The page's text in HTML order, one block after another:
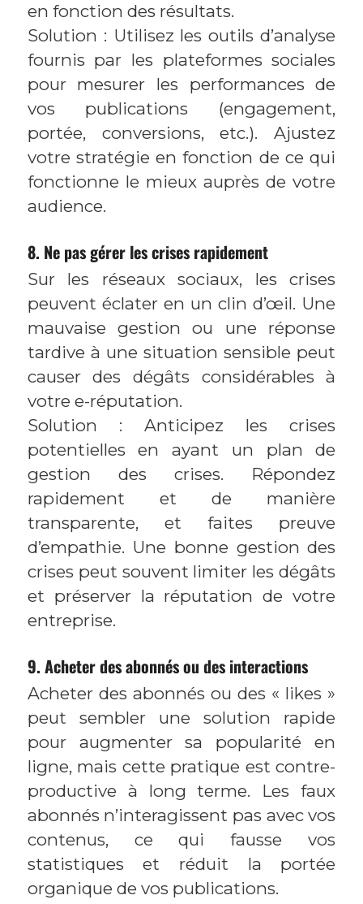
en fonction des résultats.
Solution : Utilisez les outils d’analyse
fournis par les plateformes sociales
pour mesurer les performances de
vos publications (engagement,
portée, conversions, etc.). Ajustez
votre stratégie en fonction de ce qui
fonctionne le mieux auprès de votre
audience.
8. Ne pas gérer les crises rapidement
Sur les réseaux sociaux, les crises
peuvent éclater en un clin d’œil. Une
mauvaise gestion ou une réponse
tardive à une situation sensible peut
causer des dégâts considérables à
votre e-réputation.
Solution : Anticipez les crises
potentielles en ayant un plan de
gestion des crises. Répondez
rapidement et de manière
transparente, et faites preuve
d’empathie. Une bonne gestion des
crises peut souvent limiter les dégâts
et préserver la réputation de votre
entreprise.
9. Acheter des abonnés ou des interactions
Acheter des abonnés ou des « likes »
peut sembler une solution rapide
pour augmenter sa popularité en
ligne, mais cette pratique est contre-
productive à long terme. Les faux
abonnés n’interagissent pas avec vos
contenus, ce qui fausse vos
statistiques et réduit la portée
organique de vos publications.